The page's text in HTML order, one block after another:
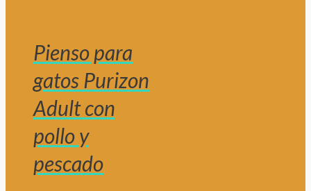
Pienso para
gatos Purizon
Adult con
pollo y
pescado